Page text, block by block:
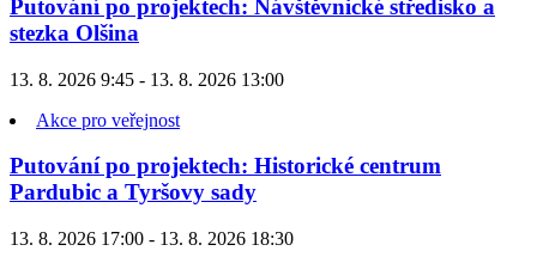
Putování po projektech: Návštěvnické středisko a
stezka Olšina
13. 8. 2026 9:45 - 13. 8. 2026 13:00
Akce pro veřejnost
Putování po projektech: Historické centrum
Pardubic a Tyršovy sady
13. 8. 2026 17:00 - 13. 8. 2026 18:30